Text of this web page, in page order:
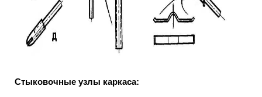
Стыковочные узлы каркаса: